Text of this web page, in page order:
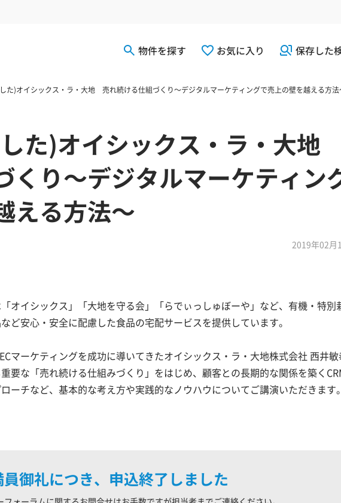
物件を探す お気に入り 保存した
た)オイシックス・ラ・大地 売れ続ける仕組づくり～デジタルマーケティングで売上の壁を越える方法
た)オイシックス・ラ・大
くり～デジタルマーケティン
える方法～
2019年02月
オイシックス」「大地を守る会」「らでぃっしゅぼーや」など、有機・特別
ど安心・安全に配慮した食品の宅配サービスを提供しています。
マーケティングを成功に導いてきたオイシックス・ラ・大地株式会社 西井
要な「売れ続ける仕組みづくり」をはじめ、顧客との長期的な関係を築く
ーチなど、基本的な考え方や実践的なノウハウについてご講演いただきます
員御礼につき、申込終了しました